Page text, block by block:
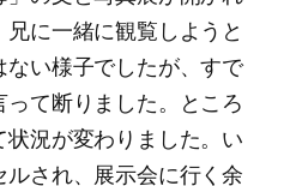
に一緒に観覧しようと
い様子でしたが、すで
て断りました。ところ
況が変わりました。い
ルされ、展示会に行く余